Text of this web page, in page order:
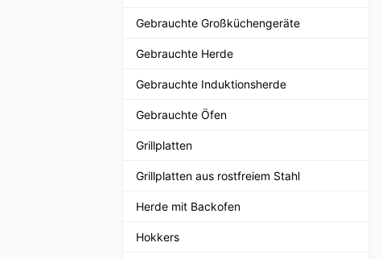
Gebrauchte Großküchengeräte
Gebrauchte Herde
Gebrauchte Induktionsherde
Gebrauchte Öfen
Grillplatten
Grillplatten aus rostfreiem Stahl
Herde mit Backofen
Hokkers